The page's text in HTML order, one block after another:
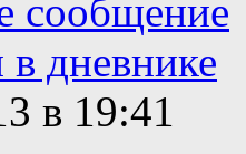
сообщение
в дневнике
в 19:41